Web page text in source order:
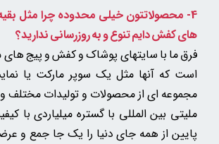
4- محصولاتتون خیلی محدوده چرا مثل
های کفش دایم تنوع و به روزرسانی ندارید؟
فرق ما با سایتهای پوشاک و کفش و پیج های
است که آنها مثل یک سوپر مارکت یا
مجموعه ای از محصولات و تولیدات مختلف
ملیتی بین المللی با گستره میلیاردی با
پایین از همه جای دنیا را یک جا جمع و